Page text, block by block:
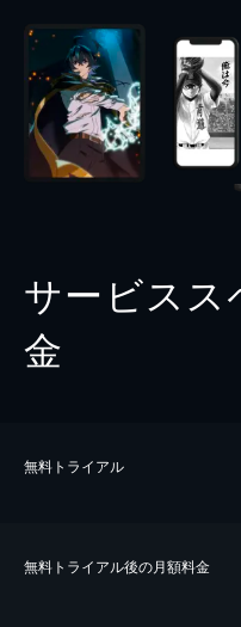
サービスス
金
無料トライアル
無料トライアル後の⽉額料金